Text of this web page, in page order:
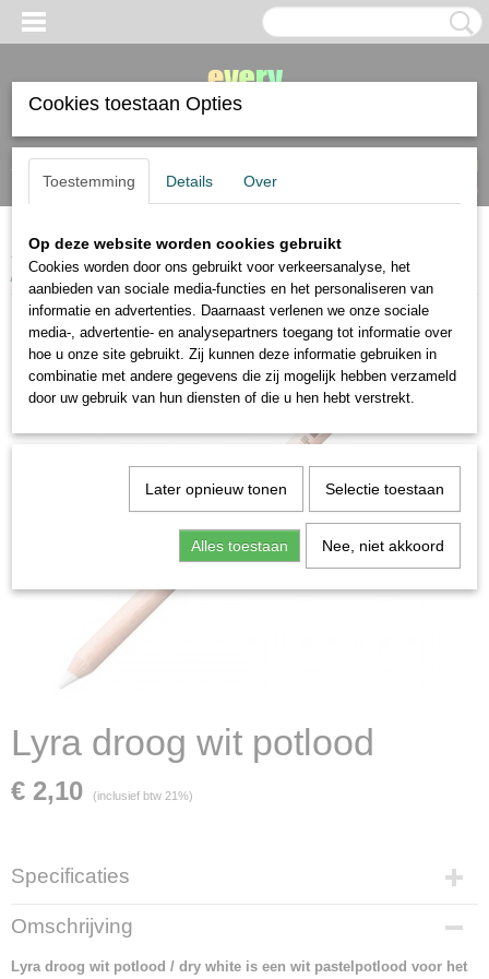
Inloggen Registreren
(0)
Home>tekenmaterialen>houtskool krijt en grafiet>
potlood
Lyra droog wit potlood
€ 2,10 (inclusief btw 21%)
Specificaties
Productcode leverancier
L2052001
Omschrijving
Lyra droog wit potlood / dry white is een wit pastelpotlood voor het
Cookies toestaan Opties
Toestemming Details Over
Op deze website worden cookies gebruikt
Cookies worden door ons gebruikt voor verkeersanalyse, het
aanbieden van sociale media-functies en het personaliseren van
informatie en advertenties. Daarnaast verlenen we onze sociale
media-, advertentie- en analysepartners toegang tot informatie over
hoe u onze site gebruikt. Zij kunnen deze informatie gebruiken in
combinatie met andere gegevens die zij mogelijk hebben verzameld
door uw gebruik van hun diensten of die u hen hebt verstrekt.
Later opnieuw tonen Selectie toestaan
Alles toestaan Nee, niet akkoord